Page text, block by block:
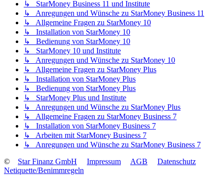
↳ StarMoney Business 11 und Institute
↳ Anregungen und Wünsche zu StarMoney Business 11
↳ Allgemeine Fragen zu StarMoney 10
↳ Installation von StarMoney 10
↳ Bedienung von StarMoney 10
↳ StarMoney 10 und Institute
↳ Anregungen und Wünsche zu StarMoney 10
↳ Allgemeine Fragen zu StarMoney Plus
↳ Installation von StarMoney Plus
↳ Bedienung von StarMoney Plus
↳ StarMoney Plus und Institute
↳ Anregungen und Wünsche zu StarMoney Plus
↳ Allgemeine Fragen zu StarMoney Business 7
↳ Installation von StarMoney Business 7
↳ Arbeiten mit StarMoney Business 7
↳ Anregungen und Wünsche zu StarMoney Business 7
©
Star Finanz GmbH Impressum AGB
Datenschutz
Netiquette/Benimmregeln